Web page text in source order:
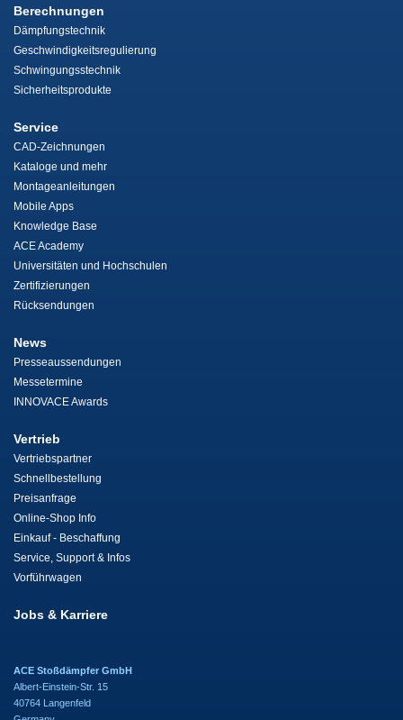
Berechnungen
Dämpfungstechnik
Geschwindigkeitsregulierung
Schwingungsstechnik
Sicherheitsprodukte
Service
CAD-Zeichnungen
Kataloge und mehr
Montageanleitungen
Mobile Apps
Knowledge Base
ACE Academy
Universitäten und Hochschulen
Zertifizierungen
Rücksendungen
News
Presseaussendungen
Messetermine
INNOVACE Awards
Vertrieb
Vertriebspartner
Schnellbestellung
Preisanfrage
Online-Shop Info
Einkauf - Beschaffung
Service, Support & Infos
Vorführwagen
Jobs & Karriere
ACE Stoßdämpfer GmbH
Albert-Einstein-Str. 15
40764 Langenfeld